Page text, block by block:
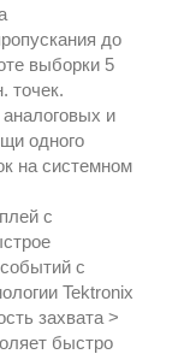
до
выборки 5
точек.
и
одного
на системном
с
с
Tektronix
заxвата >
быстро